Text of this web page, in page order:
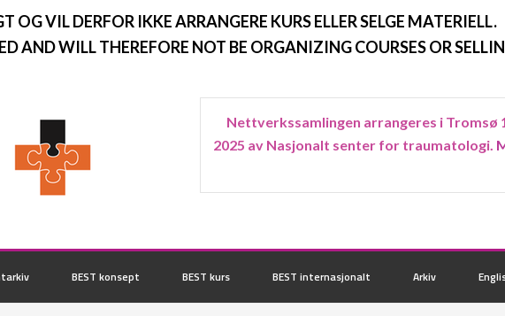
OG VIL DERFOR IKKE ARRANGERE KURS ELLER SELGE MATERIELL.
AND WILL THEREFORE NOT BE ORGANIZING COURSES OR
Nettverkssamlingen arrangeres i Tromsø
2025 av Nasjonalt senter for traumatologi.
BEST konsept BEST kurs BEST internasjonalt Arkiv